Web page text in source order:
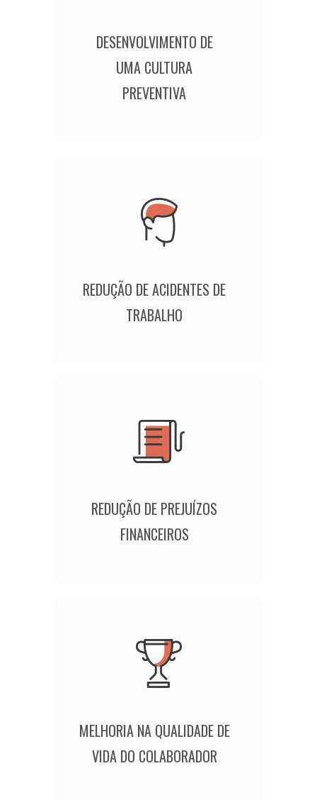
DESENVOLVIMENTO DE
UMA CULTURA
PREVENTIVA
REDUÇÃO DE ACIDENTES DE
TRABALHO
REDUÇÃO DE PREJUÍZOS
FINANCEIROS
MELHORIA NA QUALIDADE DE
VIDA DO COLABORADOR